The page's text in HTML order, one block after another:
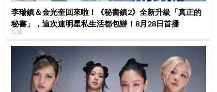
李瑞鎮＆金光奎回來啦！《秘書鎮2》全新升級「真正的
秘書」，這次連明星私生活都包辦！8月28日首播
綜藝